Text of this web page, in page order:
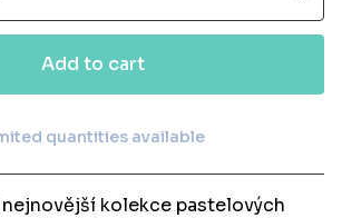
Add to cart
View cart
quantities available
nejnovější kolekce pastelových